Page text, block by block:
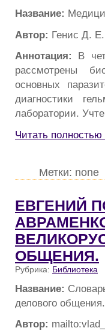
Название:
Автор: Генис Д. Е.
Аннотация: В
рассмотрены
основных
диагностики
лаборатории.
Читать полностью
Метки: none
ЕВГЕНИЙ
ОБЩЕНИЯ.
Рубрика: Библиотека
Название:
делового общения.
Автор: